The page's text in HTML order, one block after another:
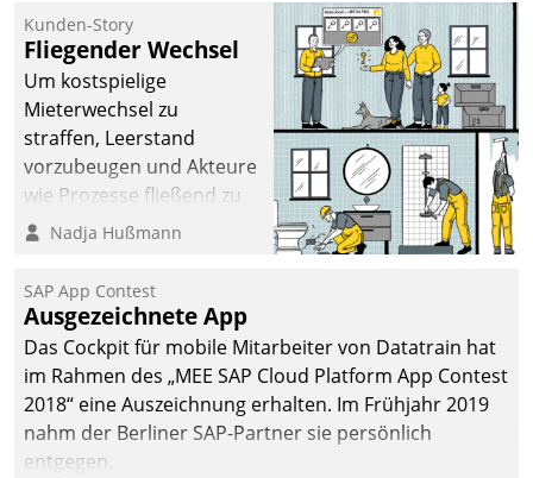
kommunale Wohnungsbauunternehmen daher
gemeinsam mit der Berliner Datatrain GmbH den
Teilprozess der Objektsanierung digitalisiert.
Kunden-Story
Fliegender Wechsel
Um kostspielige
Mieterwechsel zu
straffen, Leerstand
vorzubeugen und Akteure
wie Prozesse fließend zu
vernetzen, nutzt die
Jahresbeginn eine
Überblick, Einsicht und
Eingriff bietende Lösung.
Zur Entwicklung setzte
man auf
Cloudtechnologie,
bewährte und Startup-
Nadja Hußmann
SAP App Contest
Ausgezeichnete App
Das Cockpit für mobile Mitarbeiter von Datatrain hat
im Rahmen des „MEE SAP Cloud Platform App Contest
2018“ eine Auszeichnung erhalten. Im Frühjahr 2019
nahm der Berliner SAP-Partner sie persönlich
entgegen.